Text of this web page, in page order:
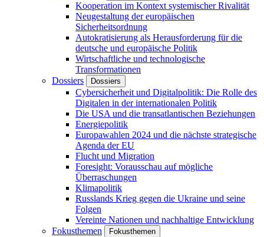
Kooperation im Kontext systemischer Rivalität
Neugestaltung der europäischen
Sicherheitsordnung
Autokratisierung als Herausforderung für die
deutsche und europäische Politik
Wirtschaftliche und technologische
Transformationen
Dossiers
Dossiers
Cybersicherheit und Digitalpolitik: Die Rolle des
Digitalen in der internationalen Politik
Die USA und die transatlantischen Beziehungen
Energiepolitik
Europawahlen 2024 und die nächste strategische
Agenda der EU
Flucht und Migration
Foresight: Vorausschau auf mögliche
Überraschungen
Klimapolitik
Russlands Krieg gegen die Ukraine und seine
Folgen
Vereinte Nationen und nachhaltige Entwicklung
Fokusthemen
Fokusthemen